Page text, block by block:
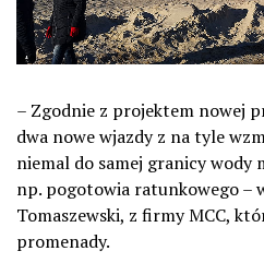
– Zgodnie z projektem nowej
dwa nowe wjazdy z na tyle
niemal do samej granicy wody
np. pogotowia ratunkowego –
Tomaszewski, z firmy MCC,
promenady.